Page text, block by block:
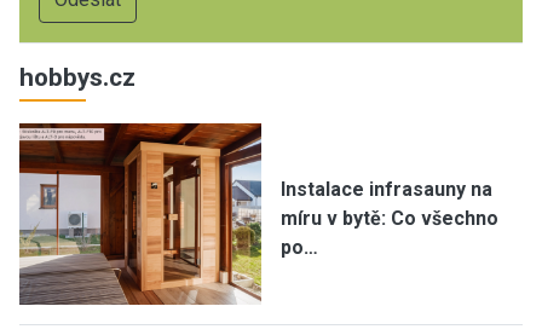
hobbys.cz
Instalace infrasauny na
míru v bytě: Co všechno
po…